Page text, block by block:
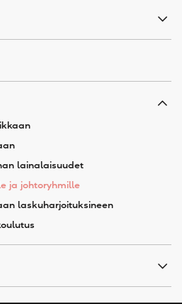
lainalaisuudet
ja johtoryhmille
laskuharjoituksineen